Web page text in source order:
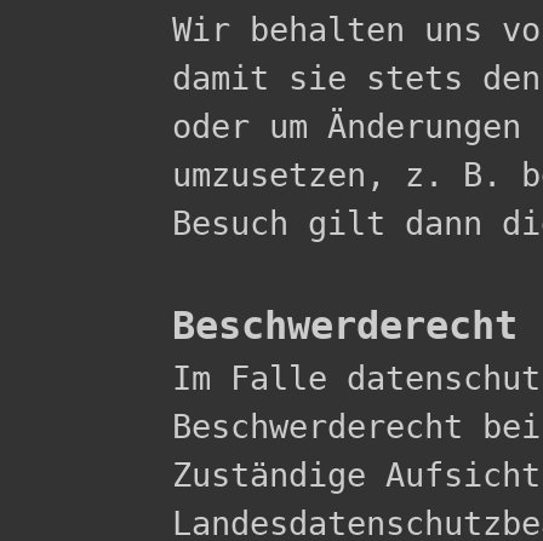
Wir behalten uns
damit sie stets
oder um
umzusetzen, z. B.
Besuch gilt dann
Im Falle
Beschwerderecht
Zuständige